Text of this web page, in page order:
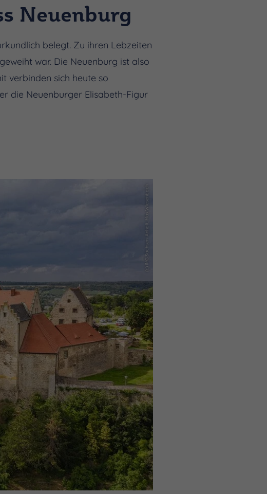
Neuenburg
belegt. Zu ihren Lebzeiten
war. Die Neuenburg ist also
verbinden sich heute so
die Neuenburger Elisabeth-Figur
(c) IMG Sachsen-Anhalt, Max Wiesenbach